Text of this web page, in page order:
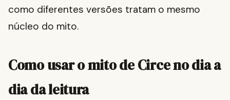
como diferentes versões tratam o mesmo
núcleo do mito.
Como usar o mito de Circe no dia a
dia da leitura